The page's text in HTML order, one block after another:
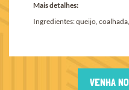
Mais detalhes:
Ingredientes: queijo,
VENHA